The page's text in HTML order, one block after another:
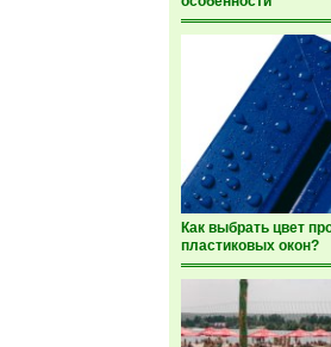
Как выбрать цвет
пластиковых окон?